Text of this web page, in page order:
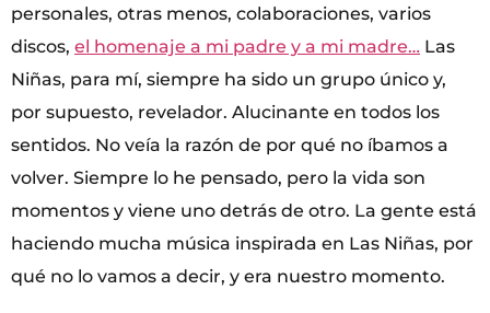
personales, otras menos, colaboraciones, varios
discos, el homenaje a mi padre y a mi madre… Las
Niñas, para mí, siempre ha sido un grupo único y,
por supuesto, revelador. Alucinante en todos los
sentidos. No veía la razón de por qué no íbamos a
volver. Siempre lo he pensado, pero la vida son
momentos y viene uno detrás de otro. La gente está
haciendo mucha música inspirada en Las Niñas, por
qué no lo vamos a decir, y era nuestro momento.